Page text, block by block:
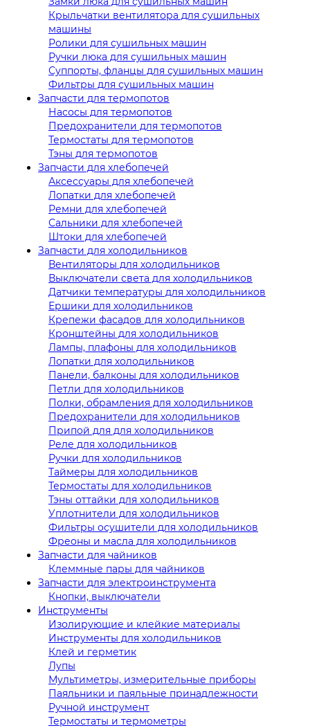
Крыльчатки вентилятора для сушильных
машины
Ролики для сушильных машин
Ручки люка для сушильных машин
Суппорты, фланцы для сушильных машин
Фильтры для сушильных машин
Запчасти для термопотов
Насосы для термопотов
Предохранители для термопотов
Термостаты для термопотов
Тэны для термопотов
Запчасти для хлебопечей
Аксессуары для хлебопечей
Лопатки для хлебопечей
Ремни для хлебопечей
Сальники для хлебопечей
Штоки для хлебопечей
Запчасти для холодильников
Вентиляторы для холодильников
Выключатели света для холодильников
Датчики температуры для холодильников
Ершики для холодильников
Крепежи фасадов для холодильников
Кронштейны для холодильников
Лампы, плафоны для холодильников
Лопатки для холодильников
Панели, балконы для холодильников
Петли для холодильников
Полки, обрамления для холодильников
Предохранители для холодильников
Припой для для холодильников
Реле для холодильников
Ручки для холодильников
Таймеры для холодильников
Термостаты для холодильников
Тэны оттайки для холодильников
Уплотнители для холодильников
Фильтры осушители для холодильников
Фреоны и масла для холодильников
Запчасти для чайников
Клеммные пары для чайников
Запчасти для электроинструмента
Кнопки, выключатели
Инструменты
Изолирующие и клейкие материалы
Инструменты для холодильников
Клей и герметик
Лупы
Мультиметры, измерительные приборы
Паяльники и паяльные принадлежности
Ручной инструмент
Термостаты и термометры